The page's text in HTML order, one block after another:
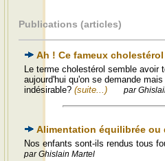
Publications (articles)
Ah ! Ce fameux cholestérol
Le terme cholestérol semble avoir
aujourd'hui qu'on se demande
indésirable? (suite...) par
Alimentation équilibrée
Nos enfants sont-ils rendus tous
par Ghislain Martel